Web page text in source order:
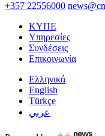
+357 22556000
ΚΥΠΕ
Υπηρεσίες
Συνδέσεις
Επικοινωνία
Ελληνικά
English
Türkçe
عربي